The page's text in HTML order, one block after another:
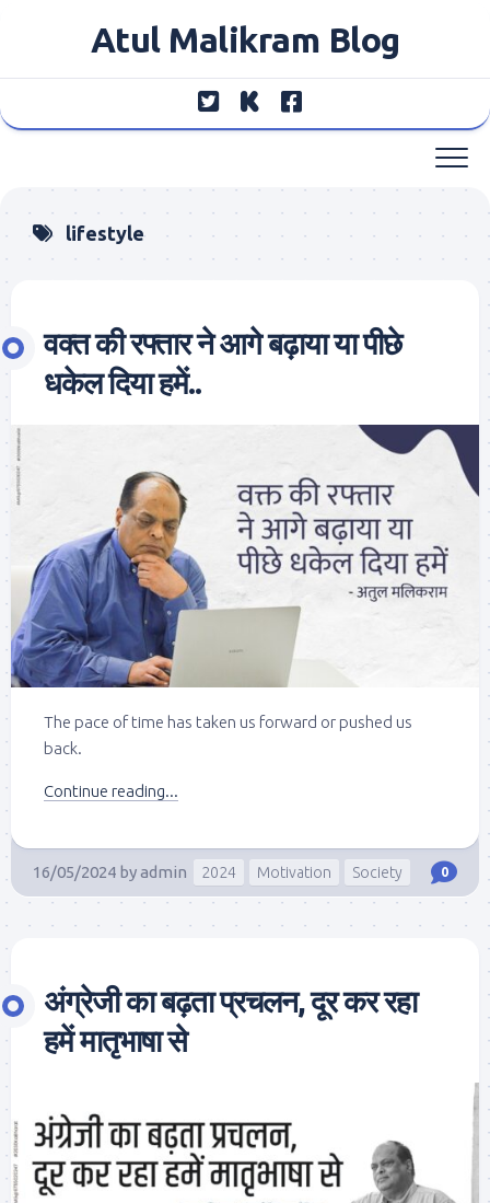
Atul Malikram Blog
lifestyle
वक्त की रफ्तार ने आगे बढ़ाया या पीछे
धकेल दिया हमें..
The pace of time has taken us forward or pushed us
back.
Continue reading...
16/05/2024 byadmin 2024 Motivation Society 0
अंग्रेजी का बढ़ता प्रचलन, दूर कर रहा
हमें मातृभाषा से